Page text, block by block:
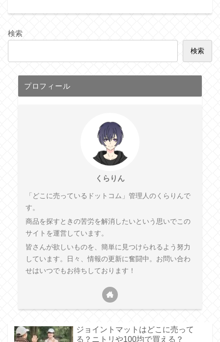
検索
検索
プロフィール
くらりん
「どこに売っているドットコム」管理人のくらりんで
す。
商品を探すときの苦労を解消したいという思いでこの
サイトを運営しています。
皆さんが欲しいものを、簡単に見つけられるよう努力
しています。日々、情報の更新に奮闘中。お問い合わ
せはいつでもお待ちしております！
ジョイントマットはどこに売って
る？ニトリや100均で買える？